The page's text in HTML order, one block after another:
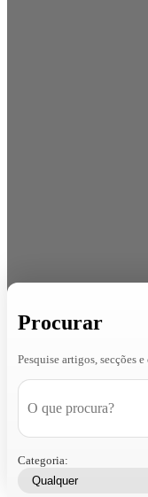
Procurar
Pesquise artigos, secções
Categoria: